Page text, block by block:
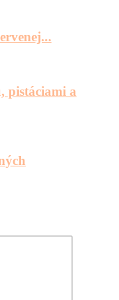
pistáciami a